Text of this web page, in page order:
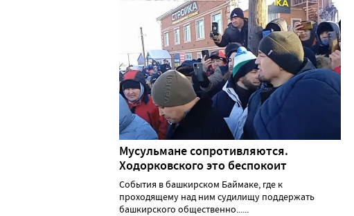
Мусульмане сопротивляются.
Ходорковского это беспокоит
События в башкирском Баймаке, где к
проходящему над ним судилищу поддержать
башкирского общественно......